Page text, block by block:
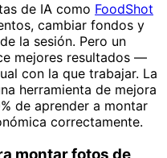
de IA como FoodShot
cambiar fondos y
la sesión. Pero un
mejores resultados —
con la que trabajar. La
herramienta de mejora
de aprender a montar
correctamente.
montar fotos de